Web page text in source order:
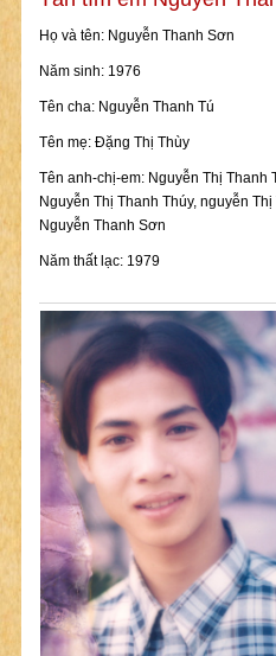
Họ và tên: Nguyễn Thanh Sơn
Năm sinh: 1976
Tên cha: Nguyễn Thanh Tú
Tên mẹ: Đặng Thị Thùy
Tên anh-chị-em: Nguyễn Thị Thanh
Nguyễn Thị Thanh Thúy, nguyễn
Nguyễn Thanh Sơn
Năm thất lạc: 1979